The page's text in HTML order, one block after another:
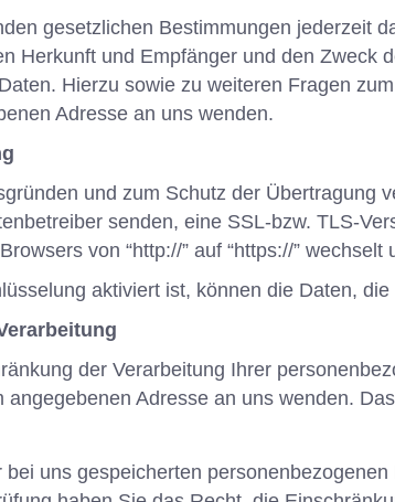
gesetzlichen Bestimmungen jederzeit
Herkunft und Empfänger und den Zweck
Hierzu sowie zu weiteren Fragen
Adresse an uns wenden.
und zum Schutz der Übertragung
senden, eine SSL-bzw. TLS-
von “http://” auf “https://”
aktiviert ist, können die Daten,
der Verarbeitung Ihrer
Adresse an uns wenden.
uns gespeicherten